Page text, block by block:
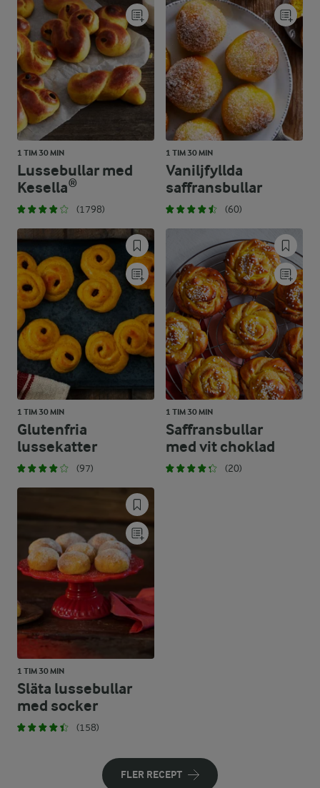
1 TIM 30 MIN
Lussebullar med
Kesella®
(1798)
1 TIM 30 MIN
Vaniljfyllda
saffransbullar
(60)
1 TIM 30 MIN
Glutenfria
lussekatter
(97)
1 TIM 30 MIN
Saffransbullar
med vit choklad
(20)
1 TIM 30 MIN
Släta lussebullar
med socker
(158)
FLER RECEPT